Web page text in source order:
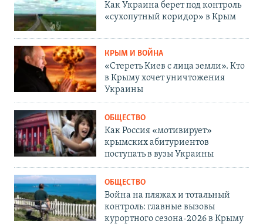
Как Украина берет под контроль
«сухопутный коридор» в Крым
КРЫМ И ВОЙНА
«Стереть Киев с лица земли». Кто
в Крыму хочет уничтожения
Украины
ОБЩЕСТВО
Как Россия «мотивирует»
крымских абитуриентов
поступать в вузы Украины
ОБЩЕСТВО
Война на пляжах и тотальный
контроль: главные вызовы
курортного сезона-2026 в Крыму